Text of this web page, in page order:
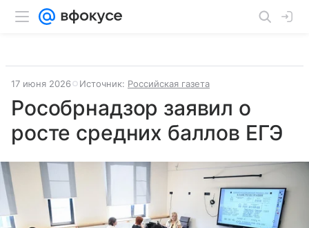
17 июня 2026 Источник: Российская газета
Рособрнадзор заявил о
росте средних баллов ЕГЭ